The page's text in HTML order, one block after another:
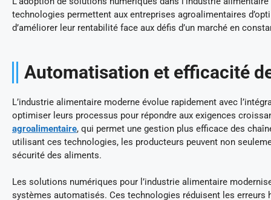
technologies permettent aux entreprises agroalimentaires
d’améliorer leur rentabilité face aux défis d’un marché en
Automatisation et efficacité
L’industrie alimentaire moderne évolue rapidement avec
optimiser leurs processus pour répondre aux exigences
agroalimentaire, qui permet une gestion plus efficace des
utilisant ces technologies, les producteurs peuvent non
sécurité des aliments.
Les solutions numériques pour l’industrie alimentaire
systèmes automatisés. Ces technologies réduisent les